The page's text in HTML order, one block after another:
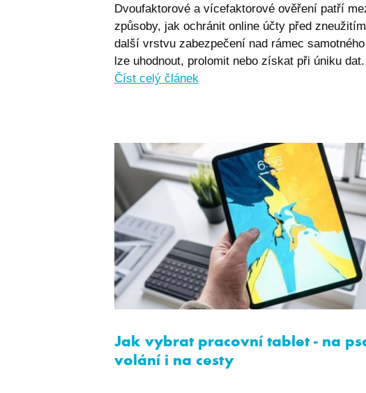
Dvoufaktorové a vícefaktorové ověření patří
způsoby, jak ochránit online účty před
další vrstvu zabezpečení nad rámec
lze uhodnout, prolomit nebo získat při úniku dat.
Číst celý článek
Jak vybrat pracovní tablet - na
volání i na cesty